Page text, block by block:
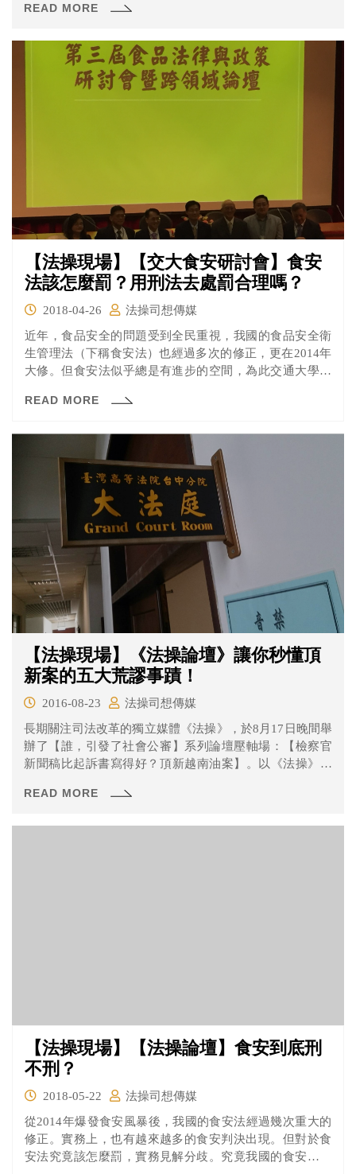
兩個掌握司法走向的機關，應該有常態化的開庭。
READ MORE
【法操現場】【交大食安研討會】食安
法該怎麼罰？用刑法去處罰合理嗎？
2018-04-26
法操司想傳媒
近年，食品安全的問題受到全民重視，我國的食品安全衛
生管理法（下稱食安法）也經過多次的修正，更在2014年
大修。但食安法似乎總是有進步的空間，為此交通大學科
望透過此研討會點出目前食安法的問題、給予未來立法建
READ MORE
【法操現場】《法操論壇》讓你秒懂頂
新案的五大荒謬事蹟！
2016-08-23
法操司想傳媒
長期關注司法改革的獨立媒體《法操》，於8月17日晚間舉
辦了【誰，引發了社會公審】系列論壇壓軸場：【檢察官
新聞稿比起訴書寫得好？頂新越南油案】。以《法操》長
吳至格律師、紀錄片導演李惠仁，以及《法操》創辦人高
READ MORE
【法操現場】【法操論壇】食安到底刑
不刑？
2018-05-22
法操司想傳媒
從2014年爆發食安風暴後，我國的食安法經過幾次重大的
修正。實務上，也有越來越多的食安判決出現。但對於食
安法究竟該怎麼罰，實務見解分歧。究竟我國的食安法，